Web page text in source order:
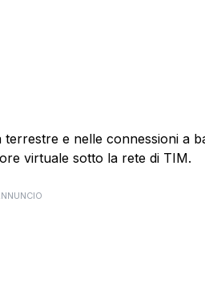
e nelle connessioni a
virtuale sotto la rete di TIM.